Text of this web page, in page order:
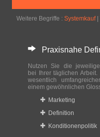
Weitere Begriffe : Systemkauf|
Praxisnahe
Nutzen Sie die
bei Ihrer täglichen
wesentlich
einem gewöhnlichen
Marketing
Definition
Konditionenpolitik